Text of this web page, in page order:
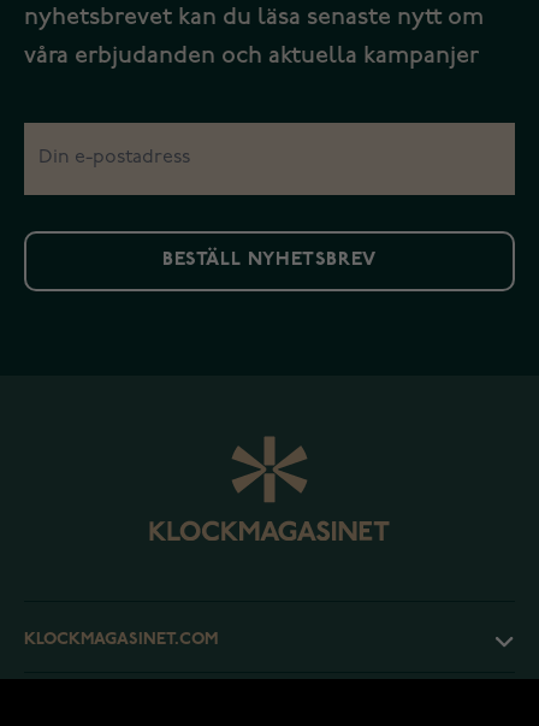
nyhetsbrevet kan du läsa senaste nytt om
våra erbjudanden och aktuella kampanjer
BESTÄLL NYHETSBREV
KLOCKMAGASINET.COM